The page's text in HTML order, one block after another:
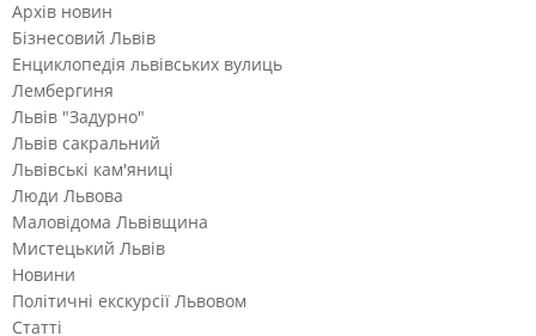
Архів новин
Бізнесовий Львів
Енциклопедія львівських вулиць
Лембергиня
Львів "Задурно"
Львів сакральний
Львівські кам'яниці
Люди Львова
Маловідома Львівщина
Мистецький Львів
Новини
Політичні екскурсії Львовом
Статті